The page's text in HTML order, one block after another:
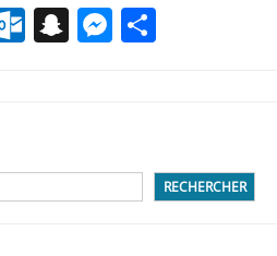
Outlook.com
Snapchat
RECHERCHER